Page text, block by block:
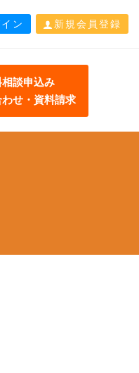
ン 新規会員登録
談申込み
せ・資料請求